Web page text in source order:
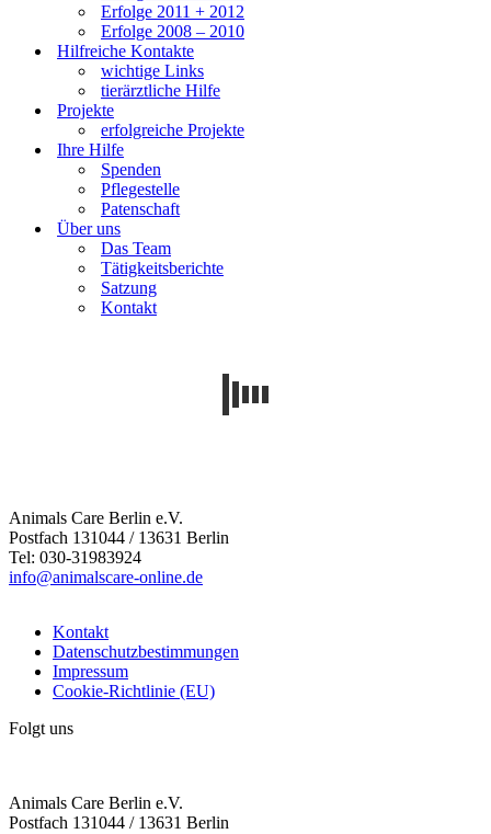
Erfolge 2011 + 2012
Erfolge 2008 – 2010
Hilfreiche Kontakte
wichtige Links
tierärztliche Hilfe
Projekte
erfolgreiche Projekte
Ihre Hilfe
Spenden
Pflegestelle
Patenschaft
Über uns
Das Team
Tätigkeitsberichte
Satzung
Kontakt
Animals Care Berlin e.V.
Postfach 131044 / 13631 Berlin
Tel: 030-31983924
info@animalscare-online.de
Kontakt
Datenschutzbestimmungen
Impressum
Cookie-Richtlinie (EU)
Folgt uns
Animals Care Berlin e.V.
Postfach 131044 / 13631 Berlin